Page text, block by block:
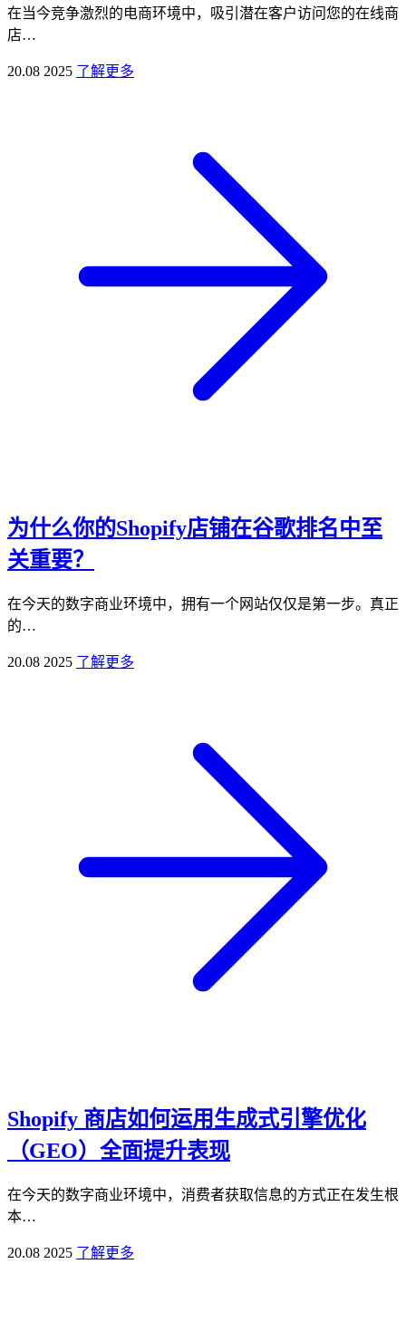
在当今竞争激烈的电商环境中，吸引潜在客户访问您的在线商
店…
20.08 2025 了解更多
为什么你的Shopify店铺在谷歌排名中至
关重要？
在今天的数字商业环境中，拥有一个网站仅仅是第一步。真正
的…
20.08 2025 了解更多
Shopify 商店如何运用生成式引擎优化
（GEO）全面提升表现
在今天的数字商业环境中，消费者获取信息的方式正在发生根
本…
20.08 2025 了解更多